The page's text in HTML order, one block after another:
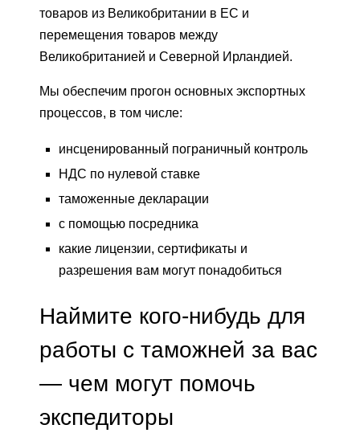
товаров из Великобритании в ЕС и
перемещения товаров между
Великобританией и Северной Ирландией.
Мы обеспечим прогон основных экспортных
процессов, в том числе:
инсценированный пограничный контроль
НДС по нулевой ставке
таможенные декларации
с помощью посредника
какие лицензии, сертификаты и
разрешения вам могут понадобиться
Наймите кого-нибудь для
работы с таможней за вас
— чем могут помочь
экспедиторы